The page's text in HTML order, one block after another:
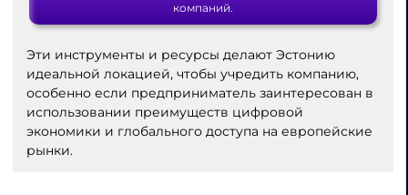
компаний.
Эти инструменты и ресурсы делают Эстонию
идеальной локацией, чтобы учредить компанию,
особенно если предприниматель заинтересован в
использовании преимуществ цифровой
экономики и глобального доступа на европейские
рынки.